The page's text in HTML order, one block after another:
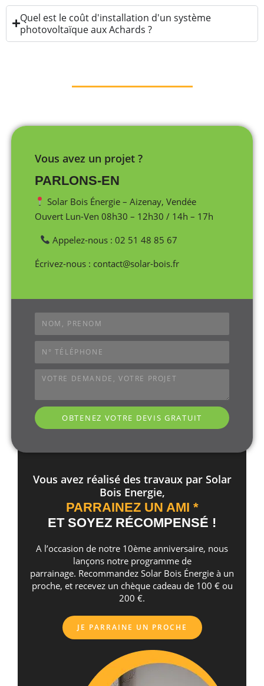
Quel est le coût d'installation d'un système
photovoltaïque aux Achards ?
Vous avez un projet ?
PARLONS-EN
Solar Bois Énergie – Aizenay, Vendée
Ouvert Lun-Ven 08h30 – 12h30 / 14h – 17h
Appelez-nous : 02 51 48 85 67
Écrivez-nous : contact@solar-bois.fr
OBTENEZ VOTRE DEVIS GRATUIT
Vous avez réalisé des travaux par Solar
Bois Energie,
PARRAINEZ UN AMI *
ET SOYEZ RÉCOMPENSÉ !
A l’occasion de notre 10ème anniversaire, nous
lançons notre programme de
parrainage. Recommandez Solar Bois Énergie à un
proche, et recevez un chèque cadeau de 100 € ou
200 €.
JE PARRAINE UN PROCHE